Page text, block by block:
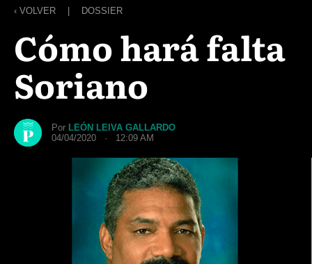
‹ VOLVER DOSSIER
Cómo hará falta
Soriano
Por LEÓN LEIVA GALLARDO
04/04/2020 · 12:09 AM